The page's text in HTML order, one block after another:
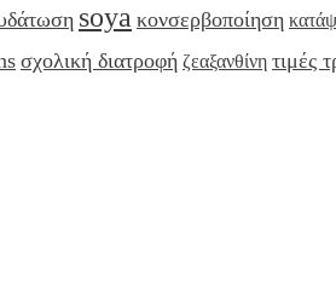
soya κονσερβοποίηση
σχολική διατροφή ζεαξανθίνη τιμές